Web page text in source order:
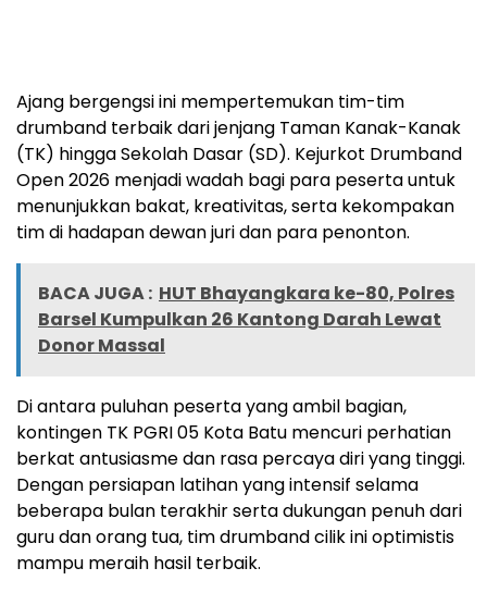
Ajang bergengsi ini mempertemukan tim-tim
drumband terbaik dari jenjang Taman Kanak-Kanak
(TK) hingga Sekolah Dasar (SD). Kejurkot Drumband
Open 2026 menjadi wadah bagi para peserta untuk
menunjukkan bakat, kreativitas, serta kekompakan
tim di hadapan dewan juri dan para penonton.
BACA JUGA : HUT Bhayangkara ke-80, Polres
Barsel Kumpulkan 26 Kantong Darah Lewat
Donor Massal
Di antara puluhan peserta yang ambil bagian,
kontingen TK PGRI 05 Kota Batu mencuri perhatian
berkat antusiasme dan rasa percaya diri yang tinggi.
Dengan persiapan latihan yang intensif selama
beberapa bulan terakhir serta dukungan penuh dari
guru dan orang tua, tim drumband cilik ini optimistis
mampu meraih hasil terbaik.